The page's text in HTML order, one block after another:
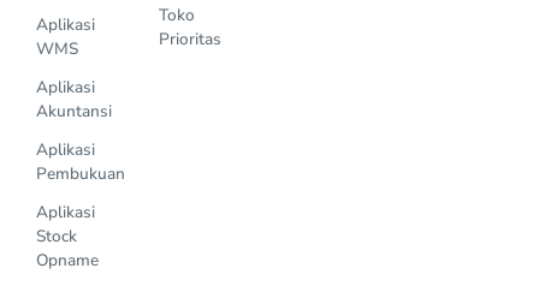
Aplikasi
WMS
Aplikasi
Akuntansi
Aplikasi
Pembukuan
Aplikasi
Stock
Opname
Toko
Prioritas